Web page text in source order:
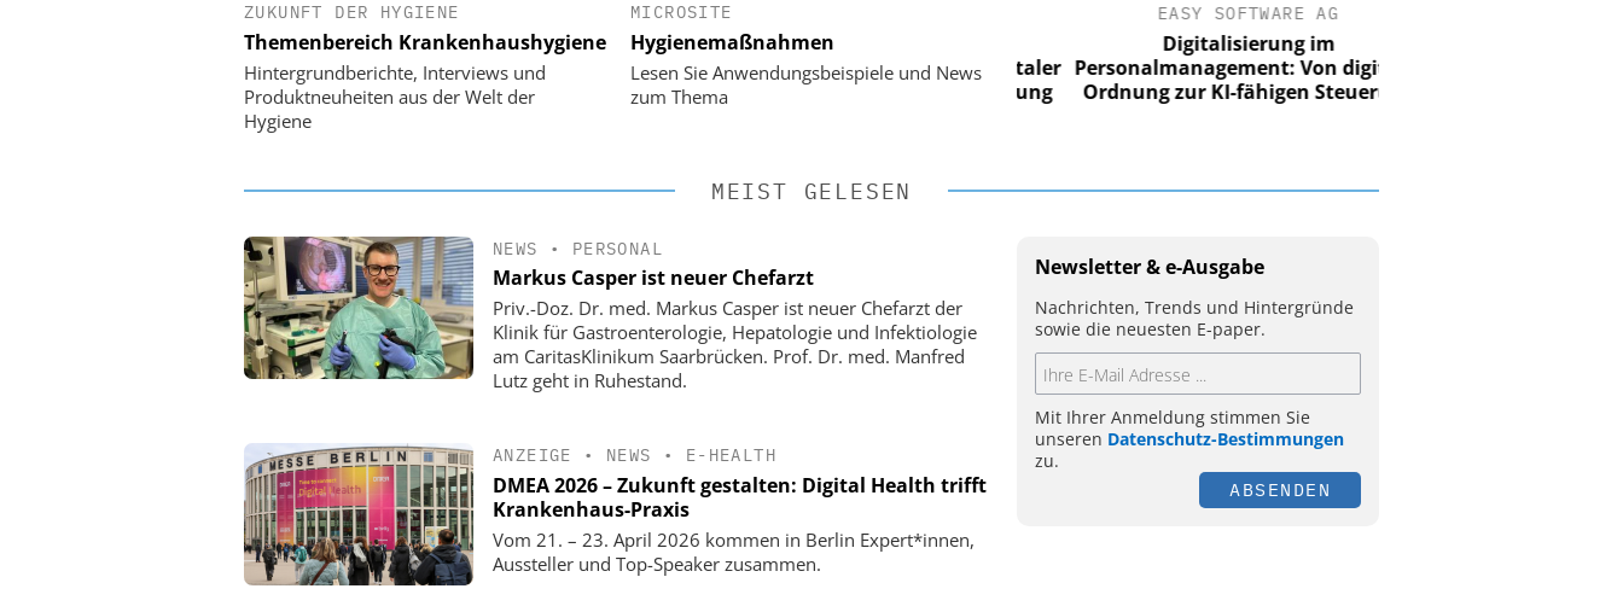
ZUKUNFT DER HYGIENE
Themenbereich Krankenhaushygiene
Hintergrundberichte, Interviews und
Produktneuheiten aus der Welt der
Hygiene
MICROSITE
Hygienemaßnahmen
Lesen Sie Anwendungsbeispiele und News
zum Thema
EASY SOFTWARE AG
Digitalisierung im
Personalmanagement: Von digitaler
Ordnung zur KI-fähigen Steuerung
Digitalisierung im
Personalmanagement: Von digitaler
Ordnung zur KI-fähigen Steuerung
EASY SOFTWARE AG
Digitalisierung im
Personalmanagement: Von digitaler
Ordnung zur KI-fähigen Steuerung
MEIST GELESEN
NEWS • PERSONAL
Markus Casper ist neuer Chefarzt
Priv.-Doz. Dr. med. Markus Casper ist neuer Chefarzt der
Klinik für Gastroenterologie, Hepatologie und Infektiologie
am CaritasKlinikum Saarbrücken. Prof. Dr. med. Manfred
Lutz geht in Ruhestand.
ANZEIGE • NEWS • E-HEALTH
DMEA 2026 – Zukunft gestalten: Digital Health trifft
Krankenhaus-Praxis
Vom 21. – 23. April 2026 kommen in Berlin Expert*innen,
Aussteller und Top-Speaker zusammen.
Newsletter & e-Ausgabe
Nachrichten, Trends und Hintergründe
sowie die neuesten E-paper.
Mit Ihrer Anmeldung stimmen Sie
unseren Datenschutz-Bestimmungen
zu.
ABSENDEN